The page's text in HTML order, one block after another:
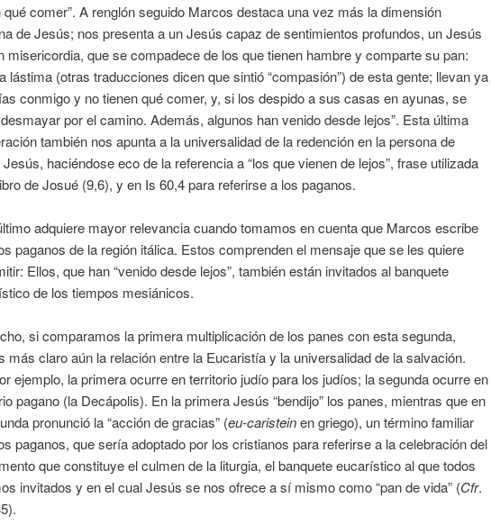
qué comer”. A renglón seguido Marcos destaca una vez más la dimensión
de Jesús; nos presenta a un Jesús capaz de sentimientos profundos, un Jesús
misericordia, que se compadece de los que tienen hambre y comparte su pan:
lástima (otras traducciones dicen que sintió “compasión”) de esta gente; llevan ya
conmigo y no tienen qué comer, y, si los despido a sus casas en ayunas, se
por el camino. Además, algunos han venido desde lejos”. Esta última
también nos apunta a la universalidad de la redención en la persona de
haciéndose eco de la referencia a “los que vienen de lejos”, frase utilizada
de Josué (9,6), y en Is 60,4 para referirse a los paganos.
adquiere mayor relevancia cuando tomamos en cuenta que Marcos escribe
paganos de la región itálica. Estos comprenden el mensaje que se les quiere
Ellos, que han “venido desde lejos”, también están invitados al banquete
de los tiempos mesiánicos.
si comparamos la primera multiplicación de los panes con esta segunda,
más claro aún la relación entre la Eucaristía y la universalidad de la salvación.
ejemplo, la primera ocurre en territorio judío para los judíos; la segunda ocurre en
pagano (la Decápolis). En la primera Jesús “bendijo” los panes, mientras que en
pronunció la “acción de gracias” (eu-caristeinen griego), un término familiar
paganos, que sería adoptado por los cristianos para referirse a la celebración del
que constituye el culmen de la liturgia, el banquete eucarístico al que todos
invitados y en el cual Jesús se nos ofrece a sí mismo como “pan de vida” (Cfr.